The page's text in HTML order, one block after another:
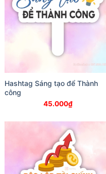
Hashtag Sáng tạo để Thành
công
45.000₫